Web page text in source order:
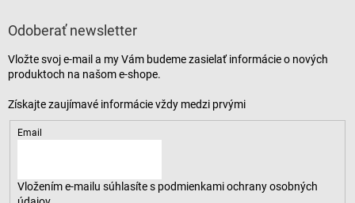
Odoberať newsletter
Vložte svoj e-mail a my Vám budeme zasielať informácie o nových
produktoch na našom e-shope.
Email
Vložením e-mailu súhlasíte s podmienkami ochrany osobných